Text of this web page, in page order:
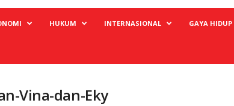
HUKUM INTERNASIONAL GAYA HIDUP
Vina-dan-Eky